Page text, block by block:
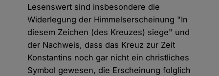
Lesenswert sind insbesondere die
Widerlegung der Himmelserscheinung "In
diesem Zeichen (des Kreuzes) siege" und
der Nachweis, dass das Kreuz zur Zeit
Konstantins noch gar nicht ein christliches
Symbol gewesen, die Erscheinung folglich